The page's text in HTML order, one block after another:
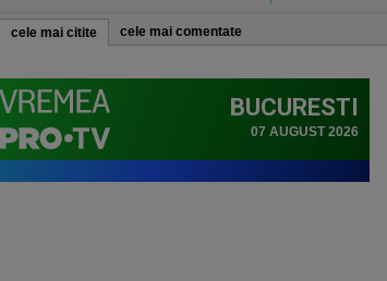
cele mai citite cele mai comentate